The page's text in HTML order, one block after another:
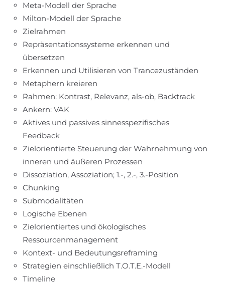
Meta-Modell der Sprache
Milton-Modell der Sprache
Zielrahmen
Repräsentationssysteme erkennen und
übersetzen
Erkennen und Utilisieren von Trancezuständen
Metaphern kreieren
Rahmen: Kontrast, Relevanz, als-ob, Backtrack
Ankern: VAK
Aktives und passives sinnesspezifisches
Feedback
Zielorientierte Steuerung der Wahrnehmung von
inneren und äußeren Prozessen
Dissoziation, Assoziation; 1.-, 2.-, 3.-Position
Chunking
Submodalitäten
Logische Ebenen
Zielorientiertes und ökologisches
Ressourcenmanagement
Kontext- und Bedeutungsreframing
Strategien einschließlich T.O.T.E.-Modell
Timeline